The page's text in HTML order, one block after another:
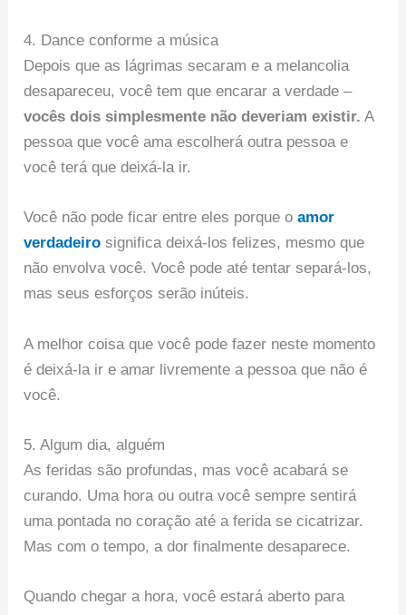
4. Dance conforme a música
Depois que as lágrimas secaram e a melancolia
desapareceu, você tem que encarar a verdade –
vocês dois simplesmente não deveriam existir. A
pessoa que você ama escolherá outra pessoa e
você terá que deixá-la ir.
Você não pode ficar entre eles porque oamor
verdadeiro significa deixá-los felizes, mesmo que
não envolva você. Você pode até tentar separá-los,
mas seus esforços serão inúteis.
A melhor coisa que você pode fazer neste momento
é deixá-la ir e amar livremente a pessoa que não é
você.
5. Algum dia, alguém
As feridas são profundas, mas você acabará se
curando. Uma hora ou outra você sempre sentirá
uma pontada no coração até a ferida se cicatrizar.
Mas com o tempo, a dor finalmente desaparece.
Quando chegar a hora, você estará aberto para